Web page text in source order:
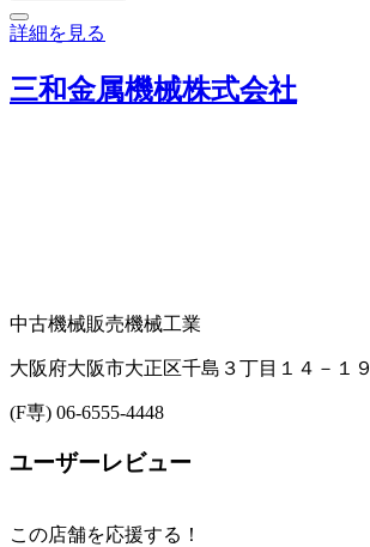
詳細を見る
三和金属機械株式会社
中古機械販売機械工業
大阪府大阪市大正区千島３丁目１４－１９
(F専) 06-6555-4448
ユーザーレビュー
この店舗を応援する！